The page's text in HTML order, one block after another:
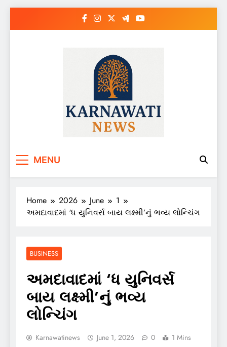
MENU
Home 2026 June
1
અમદાવાદમાં ‘ધ યુનિવર્સ બાય લક્ષ્મી’નું ભવ્ય લોન્ચિંગ
BUSINESS
અમદાવાદમાં ‘ધ યુનિવર્સ
બાય લક્ષ્મી’નું ભવ્ય
લોન્ચિંગ
Karnawatinews June 1, 2026 0 1 Mins